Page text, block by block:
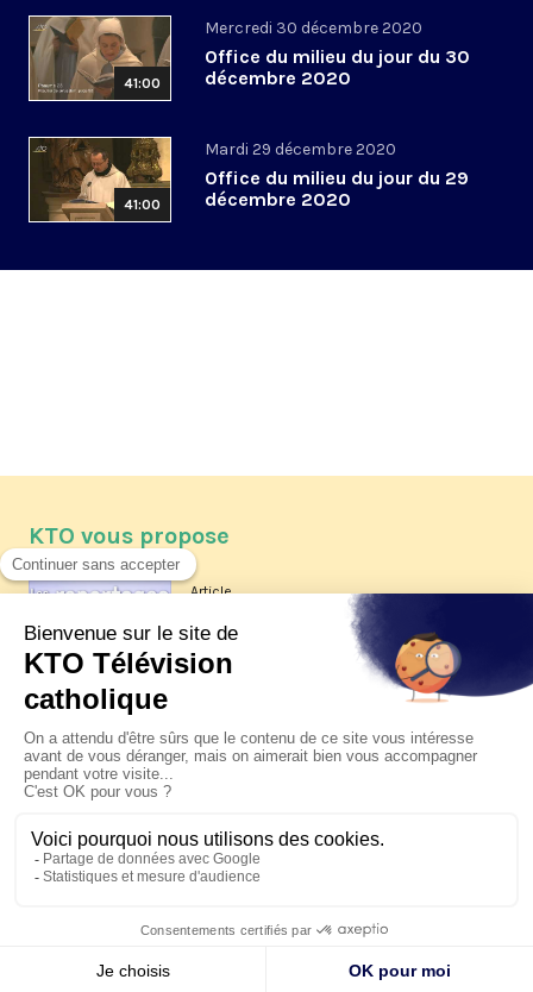
41:00
Mercredi 30 décembre 2020
Office du milieu du jour du 30
décembre 2020
41:00
Mardi 29 décembre 2020
Office du milieu du jour du 29
décembre 2020
KTO vous propose
Article
Les reportages d'été 2026 de KTO
La visite pastorale du pape Léon
XIV à Assise à suivre sur KTO le
jeudi 6 août
Le pape en Uruguay, Argentine et
Pérou du 6 au 17 novembre 2026
© KTO 2026 — Mentions légales